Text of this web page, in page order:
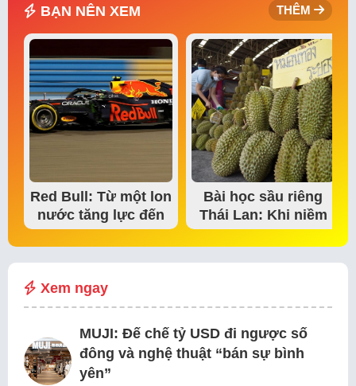
BẠN NÊN XEM THÊM
Red Bull: Từ một lon
nước tăng lực đến
đế chế thể…
Bài học sầu riêng
Thái Lan: Khi niềm
tin thị trường bắt…
Xem ngay
MUJI: Đế chế tỷ USD đi ngược số
đông và nghệ thuật “bán sự bình
yên”